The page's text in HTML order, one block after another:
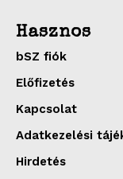
Hasznos
bSZ fiók
Előfizetés
Kapcsolat
Adatkezelési
Hirdetés